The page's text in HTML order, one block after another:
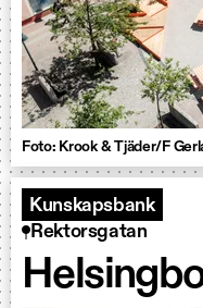
Foto: Krook & Tjäder/F
Kunskapsbank
Rektorsgatan